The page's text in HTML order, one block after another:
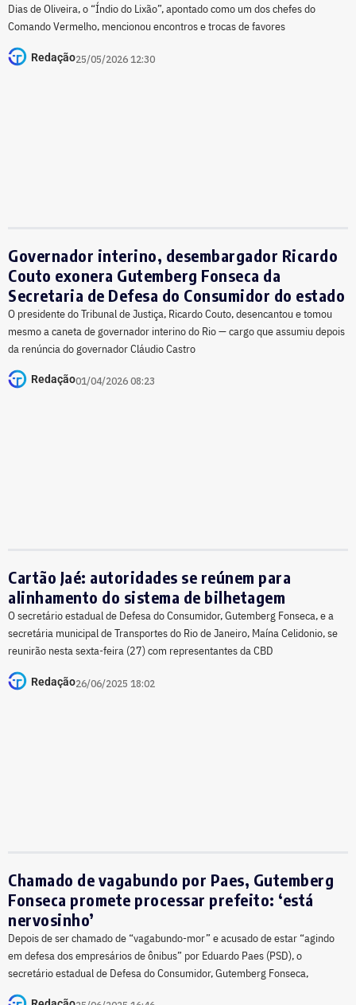
Dias de Oliveira, o “Índio do Lixão”, apontado como um dos chefes do
Comando Vermelho, mencionou encontros e trocas de favores
Redação25/05/2026 12:30
Governador interino, desembargador Ricardo
Couto exonera Gutemberg Fonseca da
Secretaria de Defesa do Consumidor do estado
O presidente do Tribunal de Justiça, Ricardo Couto, desencantou e tomou
mesmo a caneta de governador interino do Rio — cargo que assumiu depois
da renúncia do governador Cláudio Castro
Redação01/04/2026 08:23
Cartão Jaé: autoridades se reúnem para
alinhamento do sistema de bilhetagem
O secretário estadual de Defesa do Consumidor, Gutemberg Fonseca, e a
secretária municipal de Transportes do Rio de Janeiro, Maína Celidonio, se
reunirão nesta sexta-feira (27) com representantes da CBD
Redação26/06/2025 18:02
Chamado de vagabundo por Paes, Gutemberg
Fonseca promete processar prefeito: ‘está
nervosinho’
Depois de ser chamado de “vagabundo-mor” e acusado de estar “agindo
em defesa dos empresários de ônibus” por Eduardo Paes (PSD), o
secretário estadual de Defesa do Consumidor, Gutemberg Fonseca,